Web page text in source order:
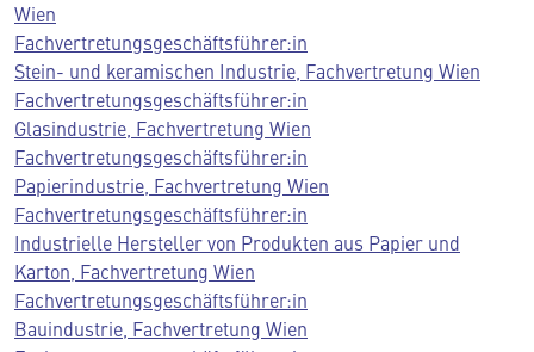
Wien
Fachvertretungsgeschäftsführer:in
Stein- und keramischen Industrie, Fachvertretung Wien
Fachvertretungsgeschäftsführer:in
Glasindustrie, Fachvertretung Wien
Fachvertretungsgeschäftsführer:in
Papierindustrie, Fachvertretung Wien
Fachvertretungsgeschäftsführer:in
Industrielle Hersteller von Produkten aus Papier und
Karton, Fachvertretung Wien
Fachvertretungsgeschäftsführer:in
Bauindustrie, Fachvertretung Wien